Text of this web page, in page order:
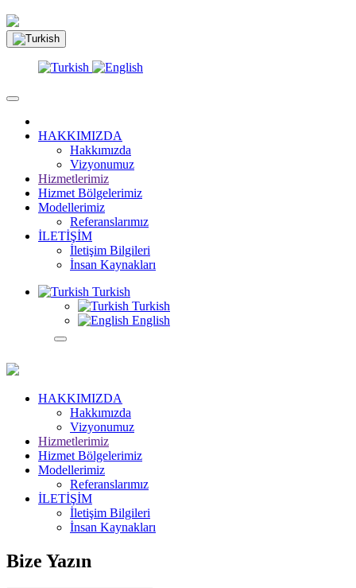
HAKKIMIZDA
Hakkımızda
Vizyonumuz
Hizmetlerimiz
Hizmet Bölgelerimiz
Modellerimiz
Referanslarımız
İLETİŞİM
İletişim Bilgileri
İnsan Kaynakları
Turkish
Turkish
English
HAKKIMIZDA
Hakkımızda
Vizyonumuz
Hizmetlerimiz
Hizmet Bölgelerimiz
Modellerimiz
Referanslarımız
İLETİŞİM
İletişim Bilgileri
İnsan Kaynakları
Bize Yazın